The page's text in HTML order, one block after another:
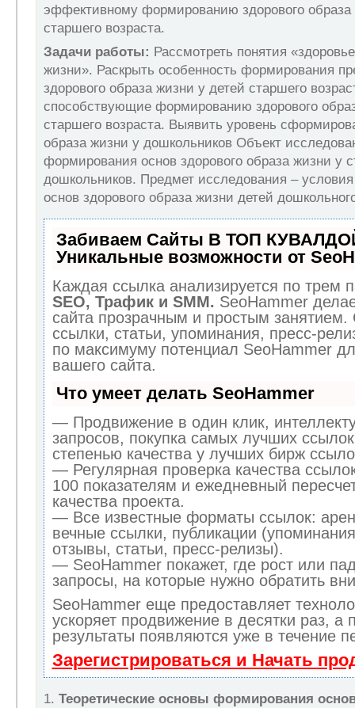
эффективному формированию здорового образа
старшего возраста.
Задачи работы: Рассмотреть понятия
жизни». Раскрыть особенность формирования
здорового образа жизни у детей старшего
способствующие формированию здорового
старшего возраста. Выявить уровень
образа жизни у дошкольников Объект
формирования основ здорового образа жизни у
дошкольников. Предмет исследования –
основ здорового образа жизни детей
Забиваем Сайты В ТОП
Уникальные возможности от
Каждая ссылка анализируется по трем
SEO, Трафик и SMM. SeoHammer
сайта прозрачным и простым
ссылки, статьи, упоминания, пресс-
по максимуму потенциал SeoHammer
вашего сайта.
Что умеет делать SeoHammer
— Продвижение в один клик,
запросов, покупка самых лучших
степенью качества у лучших бирж
— Регулярная проверка качества
100 показателям и ежедневный
качества проекта.
— Все известные форматы ссылок:
вечные ссылки, публикации
отзывы, статьи, пресс-релизы).
— SeoHammer покажет, где рост или
запросы, на которые нужно обратить
SeoHammer еще предоставляет
ускоряет продвижение в десятки раз, а
результаты появляются уже в течение
Зарегистрироваться и Начать
1. Теоретические основы формирования